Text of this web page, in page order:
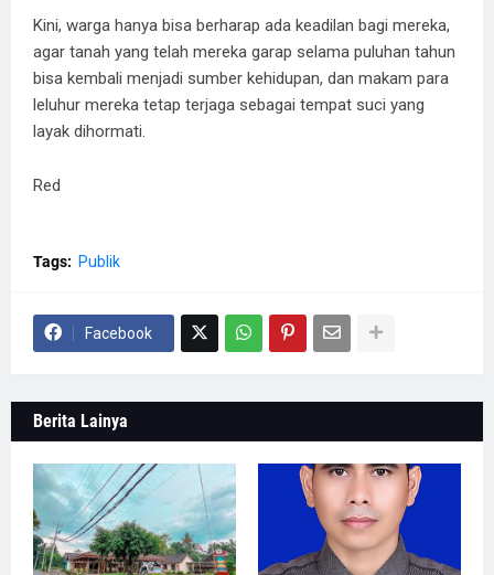
Kini, warga hanya bisa berharap ada keadilan bagi mereka,
agar tanah yang telah mereka garap selama puluhan tahun
bisa kembali menjadi sumber kehidupan, dan makam para
leluhur mereka tetap terjaga sebagai tempat suci yang
layak dihormati.
Red
Tags: Publik
Facebook
Berita Lainya